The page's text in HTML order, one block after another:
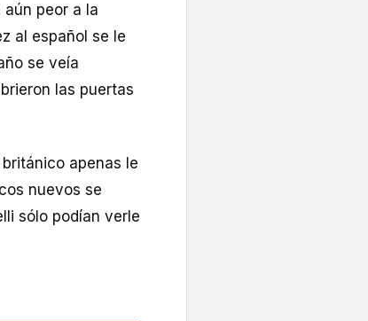
peor a la
al español se le
se veía
las puertas
apenas le
nuevos se
sólo podían verle